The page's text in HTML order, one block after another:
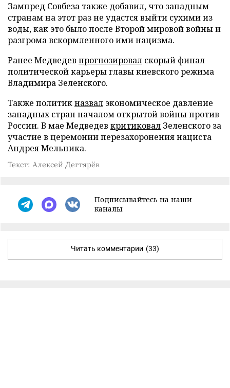
Зампред Совбеза также добавил, что западным
странам на этот раз не удастся выйти сухими из
воды, как это было после Второй мировой войны и
разгрома вскормленного ими нацизма.
Ранее Медведев прогнозировал скорый финал
политической карьеры главы киевского режима
Владимира Зеленского.
Также политикназвал экономическое давление
западных стран началом открытой войны против
России. В мае Медведев критиковал Зеленского за
участие в церемонии перезахоронения нациста
Андрея Мельника.
Текст: Алексей Дегтярёв
Подписывайтесь на наши
каналы
Читать комментарии (33)